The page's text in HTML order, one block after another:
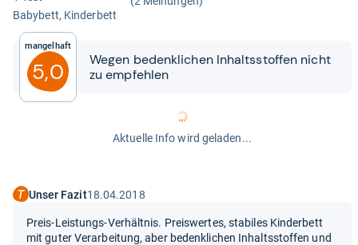
Baby­bett, Kin­der­bett
Mangelhaft
5,0
Wegen bedenk­li­chen Inhaltss­tof­fen nicht
zu emp­feh­len
Aktuelle Info wird geladen...
Unser Fazit18.04.2018
Preis-Leistungs-Verhältnis. Preiswertes, stabiles Kinderbett
mit guter Verarbeitung, aber bedenklichen Inhaltsstoffen und